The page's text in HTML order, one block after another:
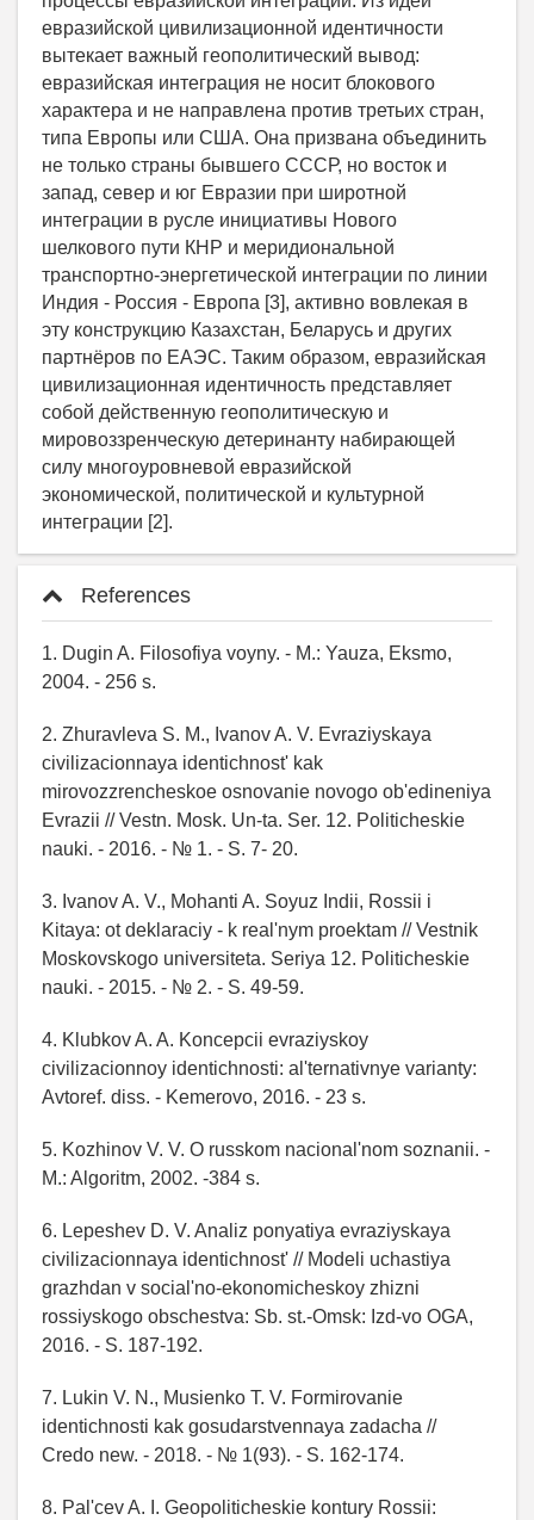
References
1. Dugin A. Filosofiya voyny. - M.: Yauza, Eksmo,
2004. - 256 s.
2. Zhuravleva S. M., Ivanov A. V. Evraziyskaya
civilizacionnaya identichnost' kak
mirovozzrencheskoe osnovanie novogo ob'edineniya
Evrazii // Vestn. Mosk. Un-ta. Ser. 12. Politicheskie
nauki. - 2016. - № 1. - S. 7- 20.
3. Ivanov A. V., Mohanti A. Soyuz Indii, Rossii i
Kitaya: ot deklaraciy - k real'nym proektam // Vestnik
Moskovskogo universiteta. Seriya 12. Politicheskie
nauki. - 2015. - № 2. - S. 49-59.
4. Klubkov A. A. Koncepcii evraziyskoy
civilizacionnoy identichnosti: al'ternativnye varianty:
Avtoref. diss. - Kemerovo, 2016. - 23 s.
5. Kozhinov V. V. O russkom nacional'nom soznanii. -
M.: Algoritm, 2002. -384 s.
6. Lepeshev D. V. Analiz ponyatiya evraziyskaya
civilizacionnaya identichnost' // Modeli uchastiya
grazhdan v social'no-ekonomicheskoy zhizni
rossiyskogo obschestva: Sb. st.-Omsk: Izd-vo OGA,
2016. - S. 187-192.
7. Lukin V. N., Musienko T. V. Formirovanie
identichnosti kak gosudarstvennaya zadacha //
Credo new. - 2018. - № 1(93). - S. 162-174.
8. Pal'cev A. I. Geopoliticheskie kontury Rossii: